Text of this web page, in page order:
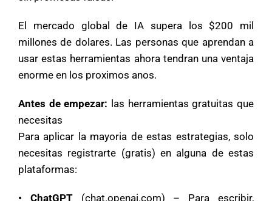
El mercado global de IA supera los $200 mil
millones de dolares. Las personas que aprendan a
usar estas herramientas ahora tendran una ventaja
enorme en los proximos anos.
Antes de empezar: las herramientas gratuitas que
necesitas
Para aplicar la mayoria de estas estrategias, solo
necesitas registrarte (gratis) en alguna de estas
plataformas:
• ChatGPT(chat.openai.com) – Para escribir,